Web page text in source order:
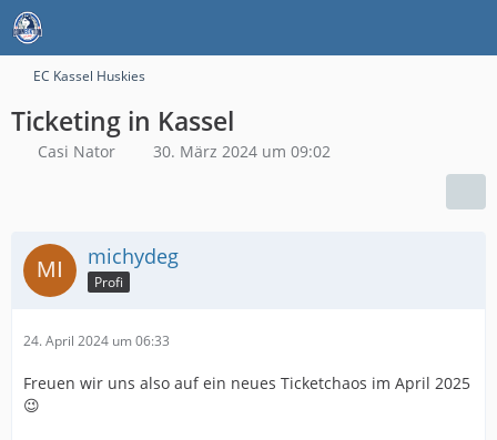
EC Kassel Huskies
Ticketing in Kassel
Casi Nator 30. März 2024 um 09:02
michydeg
Profi
24. April 2024 um 06:33
Freuen wir uns also auf ein neues Ticketchaos im April 2025
😉